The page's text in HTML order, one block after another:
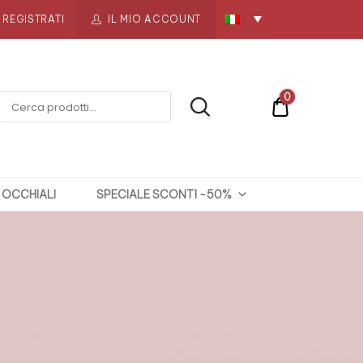
REGISTRATI IL MIO ACCOUNT
€0
0
OCCHIALI SPECIALE SCONTI -50%